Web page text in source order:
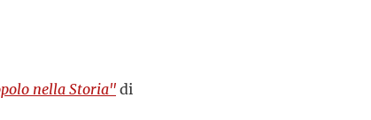
nella Storia"di